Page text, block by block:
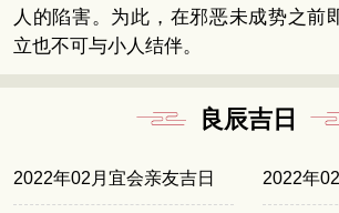
人的陷害。为此，在邪恶未成势之前
立也不可与小人结伴。
良辰吉日
2022年02月宜会亲友吉日 2022年